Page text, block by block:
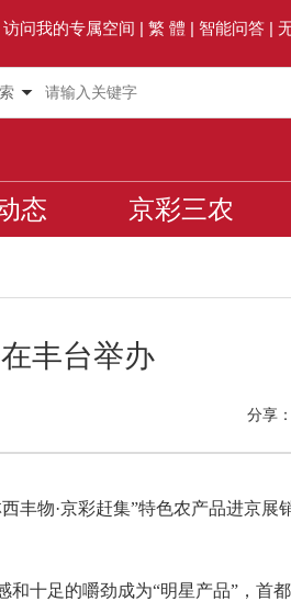
访问我的专属空间 | 繁 體 | 智能问答 |
态 京彩三农
丰台举办
分享：
物·京彩赶集”特色农产品进京展
十足的嚼劲成为“明星产品”，首